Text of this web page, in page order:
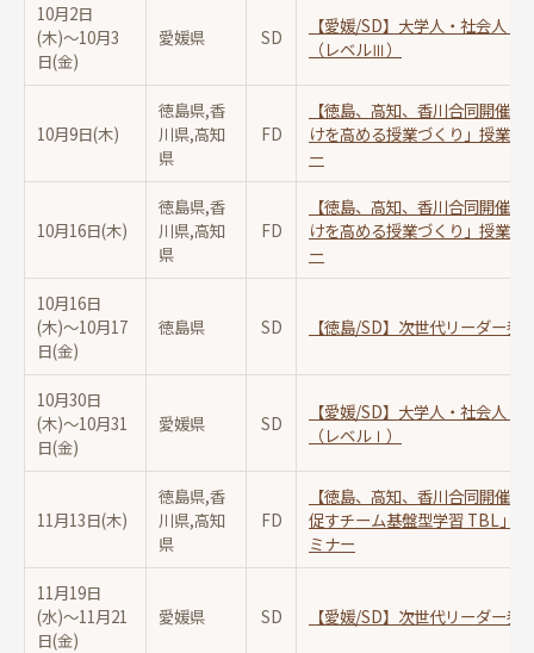
10月2日
(木)〜10月3
日(金)
愛媛県 SD
【愛媛/SD】大学人・社会人
（レベルⅢ）
10月9日(木)
徳島県,香
川県,高知
県
FD
【徳島、高知、香川合同開催/
けを高める授業づくり」授業
ー
10月16日(木)
徳島県,香
川県,高知
県
FD
【徳島、高知、香川合同開催/
けを高める授業づくり」授業
ー
10月16日
(木)〜10月17
日(金)
徳島県 SD 【徳島/SD】次世代リーダー養
10月30日
(木)〜10月31
日(金)
愛媛県 SD
【愛媛/SD】大学人・社会人
（レベルⅠ）
11月13日(木)
徳島県,香
川県,高知
県
FD
【徳島、高知、香川合同開催/
促すチーム基盤型学習 TBL」
ミナー
11月19日
(水)〜11月21
日(金)
愛媛県 SD 【愛媛/SD】次世代リーダー養